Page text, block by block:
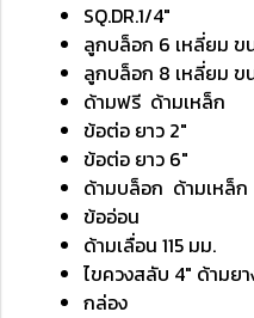
SQ.DR.1/4"
ลูกบล็อก 6 เหลี่ยม ขน
ลูกบล็อก 8 เหลี่ยม ข
ด้ามฟรี ด้ามเหล็ก
ข้อต่อ ยาว 2"
ข้อต่อ ยาว 6"
ด้ามบล็อก ด้ามเหล็ก
ข้ออ่อน
ด้ามเลื่อน 115 มม.
ไขควงสลับ 4" ด้ามย
กล่อง